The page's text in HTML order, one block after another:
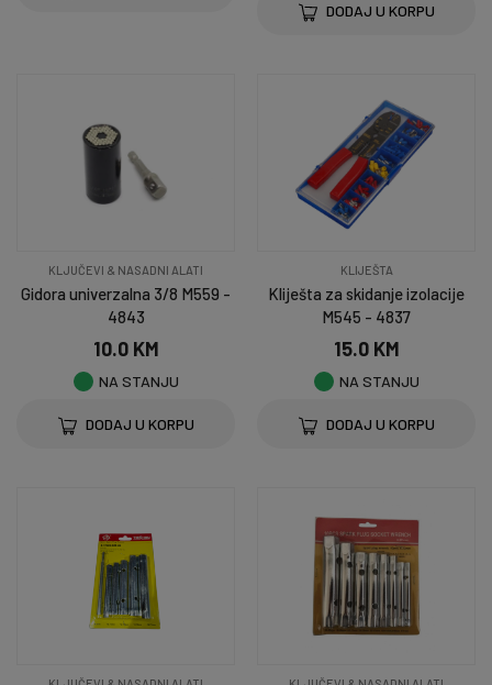
DODAJ U KORPU
KLJUČEVI & NASADNI ALATI
Gidora univerzalna 3/8 M559 -
4843
10.0 KM
NA STANJU
DODAJ U KORPU
KLIJEŠTA
Kliješta za skidanje izolacije
M545 - 4837
15.0 KM
NA STANJU
DODAJ U KORPU